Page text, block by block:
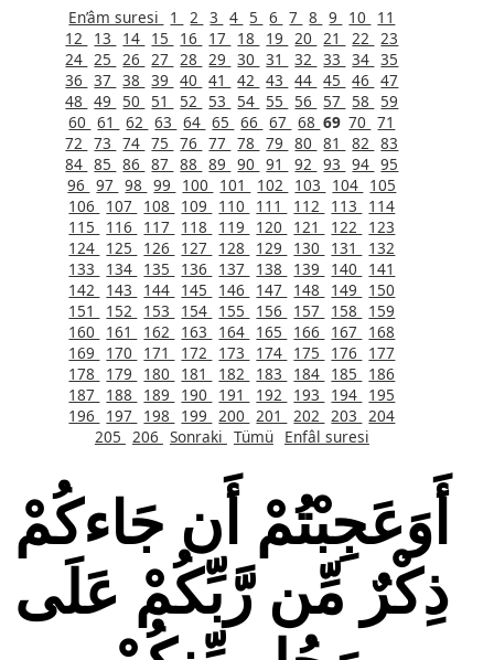
En’âm suresi 1 2 3 4 5 6 7 8 9 10
11
12
13 14 15 16 17 18 19 20 21 22
23
24 25 26 27 28 29 30 31 32 33 34 35
36
37 38 39 40 41 42 43 44 45 46
47
48
49 50 51 52 53 54 55 56 57 58
59
60
61 62 63 64 65 66 67 68 69 70
71
72
73 74 75 76 77 78 79 80 81 82
83
84 85 86 87 88 89 90 91 92 93 94 95
96
97 98 99 100 101 102 103 104 105
106
107 108 109 110 111 112 113
114
115
116 117 118 119 120 121 122
123
124 125 126 127 128 129 130 131
132
133
134 135 136 137 138 139 140
141
142
143 144 145 146 147 148 149
150
151
152 153 154 155 156 157 158
159
160
161 162 163 164 165 166 167
168
169
170 171 172 173 174 175 176
177
178
179 180 181 182 183 184 185
186
187
188 189 190 191 192 193 194 195
196
197 198 199 200 201 202 203
204
205
206 Sonraki Tümü Enfâl suresi
أَوَعَجِبْتُمْ أَن جَاءكُمْ
ذِكْرٌ مِّن رَّبِّكُمْ عَلَى